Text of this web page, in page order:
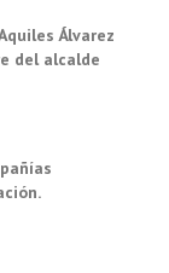
Álvarez
del alcalde